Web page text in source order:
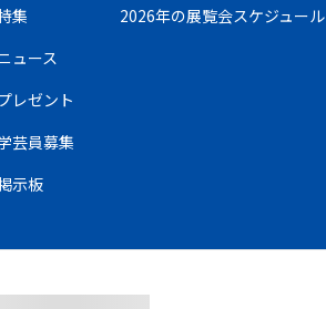
集
ュース
レゼント
芸員募集
示板
2026年の展覧会スケジュール